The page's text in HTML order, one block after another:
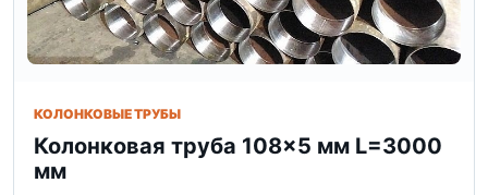
КОЛОНКОВЫЕ ТРУБЫ
Колонковая труба 108×5 мм L=3000
мм